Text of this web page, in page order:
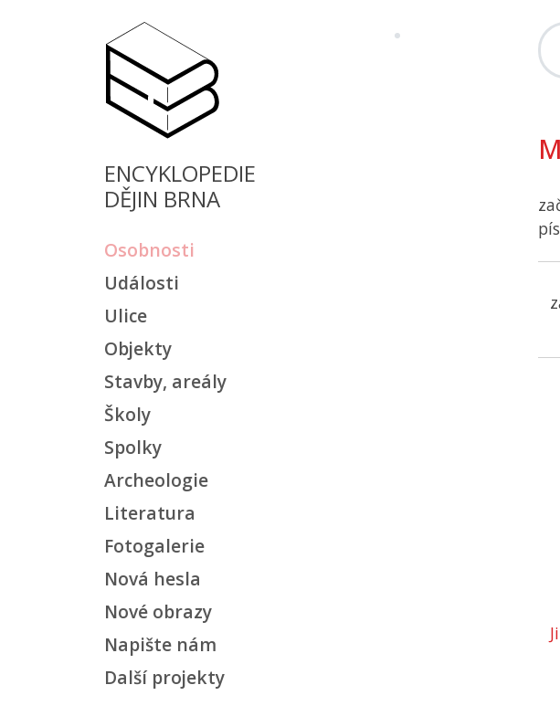
ENCYKLOPEDIE
DĚJIN BRNA
Osobnosti
Události
Ulice
Objekty
Stavby, areály
Školy
Spolky
Archeologie
Literatura
Fotogalerie
Nová hesla
Nové obrazy
Napište nám
Další projekty